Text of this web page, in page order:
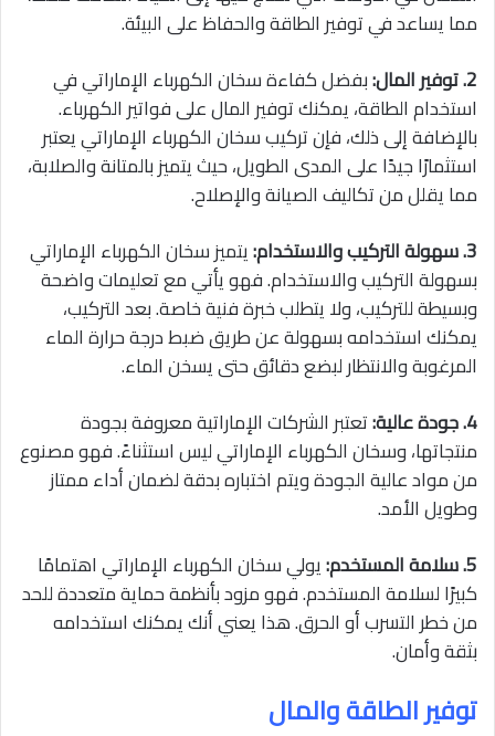
مما يساعد في توفير الطاقة والحفاظ على البيئة.
2. توفير المال:
بفضل كفاءة سخان الكهرباء الإماراتي في
استخدام الطاقة، يمكنك توفير المال على فواتير الكهرباء.
بالإضافة إلى ذلك، فإن تركيب سخان الكهرباء الإماراتي يعتبر
استثمارًا جيدًا على المدى الطويل، حيث يتميز بالمتانة والصلابة،
مما يقلل من تكاليف الصيانة والإصلاح.
3. سهولة التركيب والاستخدام:
يتميز سخان الكهرباء الإماراتي
بسهولة التركيب والاستخدام. فهو يأتي مع تعليمات واضحة
وبسيطة للتركيب، ولا يتطلب خبرة فنية خاصة. بعد التركيب،
يمكنك استخدامه بسهولة عن طريق ضبط درجة حرارة الماء
المرغوبة والانتظار لبضع دقائق حتى يسخن الماء.
4. جودة عالية:
تعتبر الشركات الإماراتية معروفة بجودة
منتجاتها، وسخان الكهرباء الإماراتي ليس استثناءً. فهو مصنوع
من مواد عالية الجودة ويتم اختباره بدقة لضمان أداء ممتاز
وطويل الأمد.
5. سلامة المستخدم:
يولي سخان الكهرباء الإماراتي اهتمامًا
كبيرًا لسلامة المستخدم. فهو مزود بأنظمة حماية متعددة للحد
من خطر التسرب أو الحرق. هذا يعني أنك يمكنك استخدامه
بثقة وأمان.
توفير الطاقة والمال